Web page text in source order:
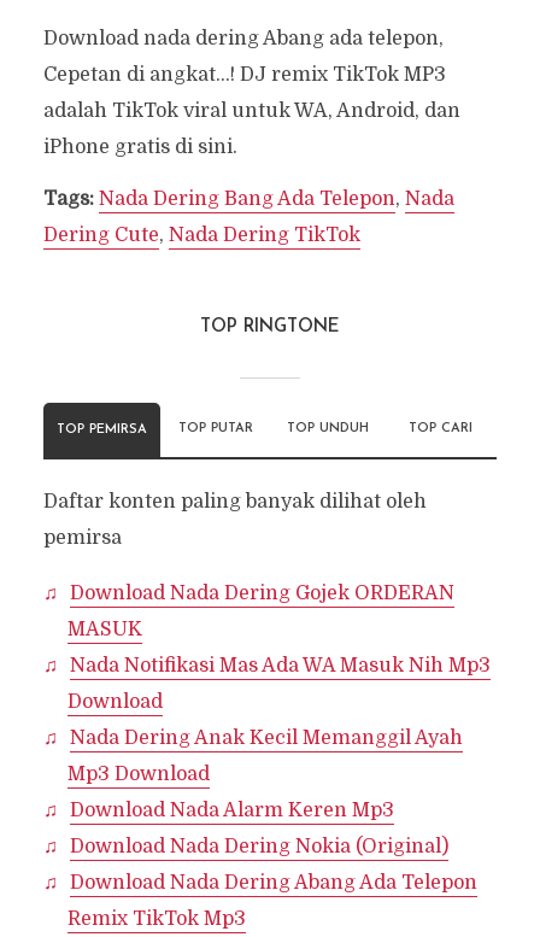
Download nada dering Abang ada telepon,
Cepetan di angkat…! DJ remix TikTok MP3
adalah TikTok viral untuk WA, Android, dan
iPhone gratis di sini.
Tags: Nada Dering Bang Ada Telepon, Nada
Dering Cute, Nada Dering TikTok
TOP RINGTONE
TOP PEMIRSA TOP PUTAR TOP UNDUH TOP CARI
Daftar konten paling banyak dilihat oleh
pemirsa
Download Nada Dering Gojek ORDERAN
MASUK
Nada Notifikasi Mas Ada WA Masuk Nih Mp3
Download
Nada Dering Anak Kecil Memanggil Ayah
Mp3 Download
Download Nada Alarm Keren Mp3
Download Nada Dering Nokia (Original)
Download Nada Dering Abang Ada Telepon
Remix TikTok Mp3